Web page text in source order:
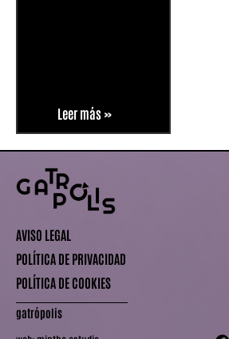
Leer más »
AVISO LEGAL
POLÍTICA DE PRIVACIDAD
POLÍTICA DE COOKIES
gatrópolis